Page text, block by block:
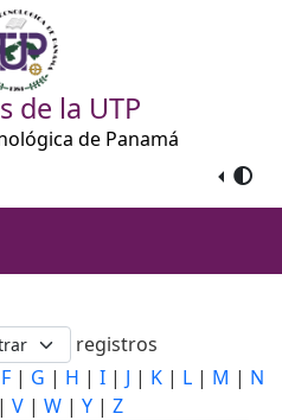
de la UTP
de Panamá
registros
F | G | H | I | J | K | L | M | N
| V | W | Y | Z